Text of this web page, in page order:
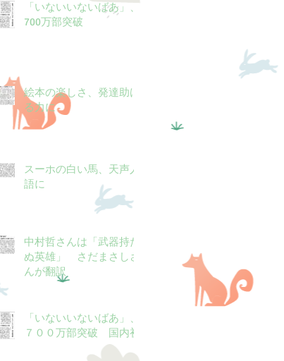
「いないいないばあ」、
700万部突破
絵本の楽しさ、発達助け
る力に
スーホの白い馬、天声人
語に
中村哲さんは「武器持た
ぬ英雄」 さだまさしさ
んが翻訳
「いないいないばあ」、
７００万部突破 国内初